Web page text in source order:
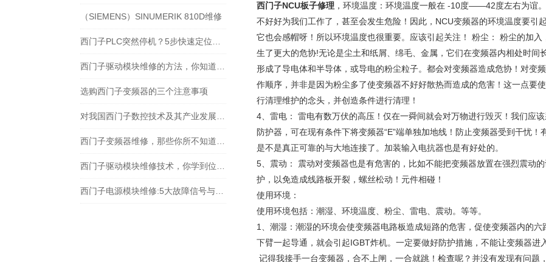
（SIEMENS）SINUMERIK 810D维修
选购西门子变频器的三个注意事项
西门子NCU板子修理 ，环境温度：环境温度一般在 -10度——42度左右为谊
不好好为我们工作了，甚至会发生危险！因此，NCU变频器的环境温度要引
它也会感帽呀！所以环境温度也很重要。应该引起关注！ 粉尘： 粉尘的加
生了更大的危协!无论是尘土和纸屑、绵毛、金属，它们在变频器内相处时间
形成了导电体和半导体，或导电的粉尘粒子。都会对变频器造成危协！对变
作顺序，并非是因为粉尘多了使变频器不好好散热而造成的危害！这一点要
行清理维护的念头，并创造条件进行清理！
4、雷电： 雷电有数万伏的高压！仅在一舜间就会对万物进行毁灭！我们应
防护器，可在现有条件下将变频器“E”端单独加地线！防止变频器受到干忧
是不是真正可靠的与大地连接了。加装输入电抗器也是有好处的。
5、震动： 震动对变频器也是有危害的，比如不能把变频器放置在强烈震动
护，以免造成线路板开裂，螺丝松动！元件相碰！
使用环境：
使用环境包括：潮湿、环境温度、粉尘、雷电、震动。等等。
1、潮湿：潮湿的环境会使变频器电路板造成短路的危害，促使变频器内的
下臂一起导通，就会引起IGBT炸机。一定要做好防护措施，不能让变频器进
记得我接手一台变频器，合不上闸，一合就跳！检查呢？并没有发现有问